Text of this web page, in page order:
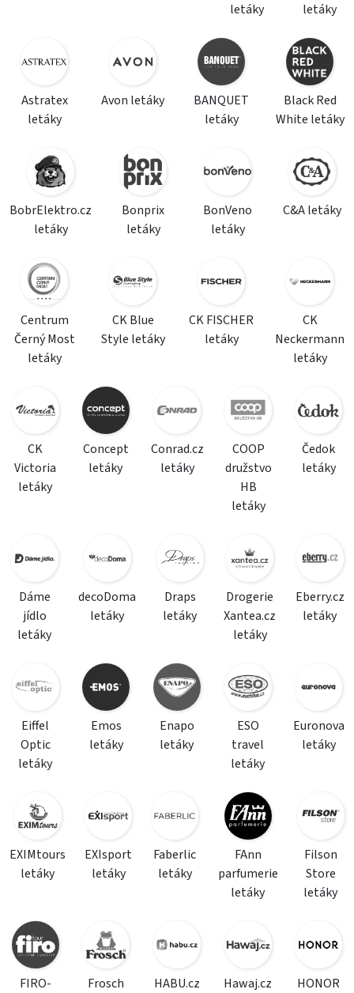
letáky
letáky
Astratex
letáky
Avon letáky
BANQUET
letáky
Black Red
White letáky
BobrElektro.cz
letáky
Bonprix
letáky
BonVeno
letáky
C&A letáky
Centrum
Černý Most
letáky
CK Blue
Style letáky
CK FISCHER
letáky
CK
Neckermann
letáky
CK
Victoria
letáky
Concept
letáky
Conrad.cz
letáky
COOP
družstvo
HB
letáky
Čedok
letáky
Dáme
jídlo
letáky
decoDoma
letáky
Draps
letáky
Drogerie
Xantea.cz
letáky
Eberry.cz
letáky
Eiffel
Optic
letáky
Emos
letáky
Enapo
letáky
ESO
travel
letáky
Euronova
letáky
EXIMtours
letáky
EXIsport
letáky
Faberlic
letáky
FAnn
parfumerie
letáky
Filson
Store
letáky
FIRO-
Frosch
HABU.cz
Hawaj.cz
HONOR